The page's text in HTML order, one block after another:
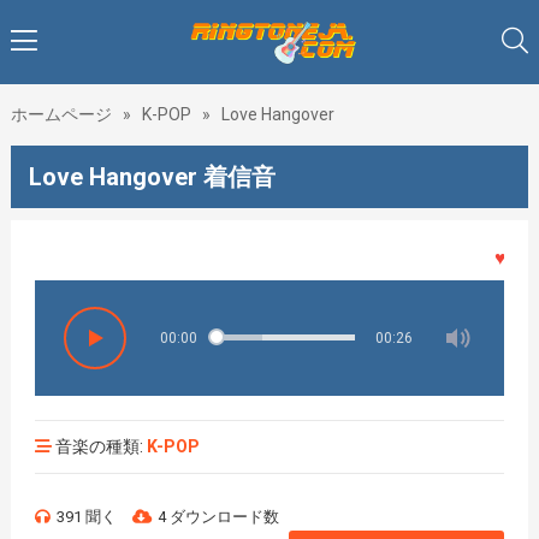
ホームページ » K-POP » Love Hangover
Love Hangover 着信音
♥♥♥着
00:00 00:26
音楽の種類: K-POP
391 聞く 4 ダウンロード数